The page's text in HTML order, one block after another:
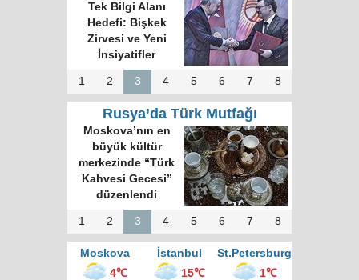
Tek Bilgi Alanı
Hedefi: Bişkek
Zirvesi ve Yeni
İnsiyatifler
1 2 3 4 5 6 7 8
Rusya’da Türk Mutfağı
Moskova’nın en
büyük kültür
merkezinde “Türk
Kahvesi Gecesi”
düzenlendi
1 2 3 4 5 6 7 8
Moskova İstanbul
St.Petersburg
4℃
15℃ 1℃